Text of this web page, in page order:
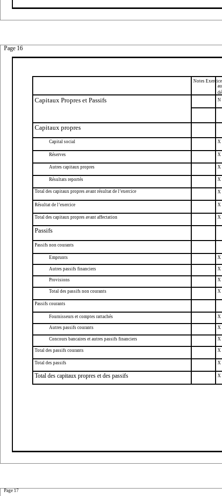
Page 16
Capitaux Propres et Passifs
Capitaux propres
Capital social
Réserves
Autres capitaux propres
Résultats reportés
Total des capitaux propres avant résultat de l’exercice
Résultat de l’exercice
Total des capitaux propres avant affectation
Passifs
Passifs non courants
Emprunts
Autres passifs financiers
Provisions
Total des passifs non courants
Passifs courants
Fournisseurs et comptes rattachés
Autres passifs courants
Concours bancaires et autres passifs financiers
Total des passifs courants
Total des passifs
Total des capitaux propres et des passifs
Notes
au
N
X
X
X
X
X
X
X
X
X
X
X
X
X
X
X
X
X
Page 17